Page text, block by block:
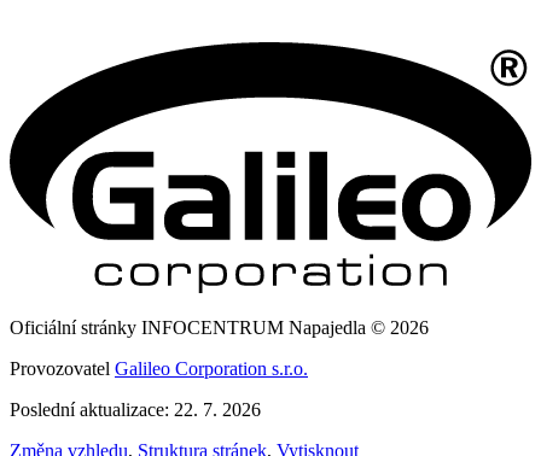
Oficiální stránky INFOCENTRUM Napajedla © 2026
Provozovatel Galileo Corporation s.r.o.
Poslední aktualizace: 22. 7. 2026
Změna vzhledu, Struktura stránek, Vytisknout